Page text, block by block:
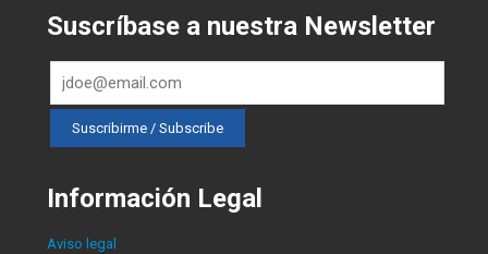
Suscríbase a nuestra Newsletter
Información Legal
Aviso legal